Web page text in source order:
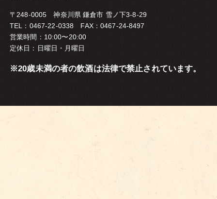
〒248-0005 神奈川県 鎌倉市 雪ノ下3-8-29
TEL：0467-22-0338 FAX：0467-24-8497
営業時間：10:00〜20:00
定休日：日曜日・月曜日
※20歳未満の者の飲酒は法律で禁止されています。